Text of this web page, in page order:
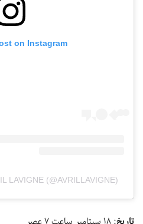
on Instagram
LAVIGNE (@AVRILLAVIGNE)